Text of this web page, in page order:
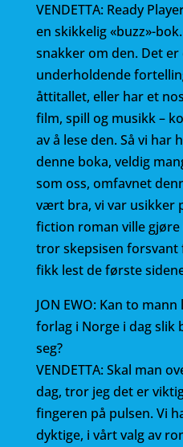
VENDETTA: Ready
en skikkelig «buzz»-
snakker om den. Det
underholdende
åttitallet, eller har et
film, spill og musikk –
av å lese den. Så vi har
denne boka, veldig
som oss, omfavnet
vært bra, vi var usikker
fiction roman ville gjøre
tror skepsisen
fikk lest de første
JON EWO: Kan to
forlag i Norge i dag
seg?
VENDETTA: Skal man
dag, tror jeg det er
fingeren på pulsen. Vi
dyktige, i vårt valg av